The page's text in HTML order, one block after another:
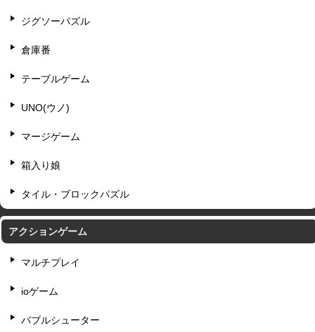
ジグソーパズル
倉庫番
テーブルゲーム
UNO(ウノ)
マージゲーム
箱入り娘
タイル・ブロックパズル
アクションゲーム
マルチプレイ
ioゲーム
バブルシューター